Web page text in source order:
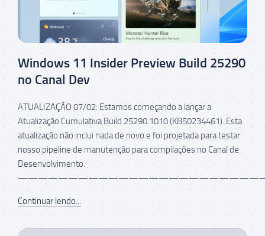
Windows 11 Insider Preview Build 25290
no Canal Dev
ATUALIZAÇÃO 07/02: Estamos começando a lançar a
Atualização Cumulativa Build 25290.1010 (KB50234461). Esta
atualização não inclui nada de novo e foi projetada para testar
nosso pipeline de manutenção para compilações no Canal de
Desenvolvimento.
Continuar lendo...